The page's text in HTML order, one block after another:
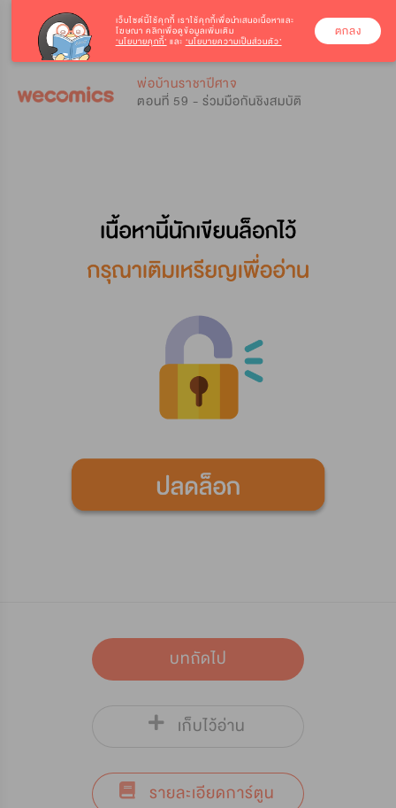
พ่อบ้านราชาปีศาจ
ตอนที่ 59 - ร่วมมือกันชิงสมบัติ
บทถัดไป
เก็บไว้อ่าน
รายละเอียดการ์ตูน
เว็บไซต์นี้ใช้คุกกี้ เราใช้คุกกี้เพื่อนำเสนอเนื้อหาและ
โฆษณา คลิกเพื่อดูข้อมูลเพิ่มเติม
‘นโยบายคุกกี้’ และ ‘นโยบายความเป็นส่วนตัว’
ตกลง